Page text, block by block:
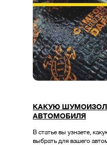
КАКУЮ
АВТОМОБИЛЯ
В статье вы узнаете,
выбрать для вашего